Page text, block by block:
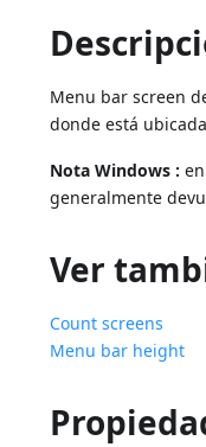
Menu bar screen
donde está
Nota Windows :
generalmente
Ver
Count screens
Menu bar height